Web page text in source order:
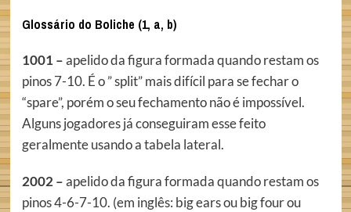
Glossário do Boliche (1, a, b)
1001 –apelido da figura formada quando restam os
pinos 7-10. É o ” split” mais difícil para se fechar o
“spare”, porém o seu fechamento não é impossível.
Alguns jogadores já conseguiram esse feito
geralmente usando a tabela lateral.
2002 –apelido da figura formada quando restam os
pinos 4-6-7-10. (em inglês: big ears ou big four ou